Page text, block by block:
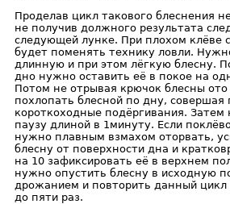
Проделав цикл такового блеснения
не получив должного результата
следующей лунке. При плохом клёве
будет поменять технику ловли.
длинную и при этом лёгкую блесну.
дно нужно оставить её в покое на
Потом не отрывая крючок блесны
похлопать блесной по дну, совершая
короткоходные подёргивания.
паузу длиной в 1минуту. Если
нужно плавным взмахом оторвать,
блесну от поверхности дна и
на 10 зафиксировать её в верхнем
нужно опустить блесну в исходную
дрожанием и повторить данный цикл
до пяти раз.